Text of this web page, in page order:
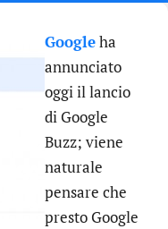
Googleha
annunciato
oggi il lancio
di Google
Buzz; viene
naturale
pensare che
presto Google